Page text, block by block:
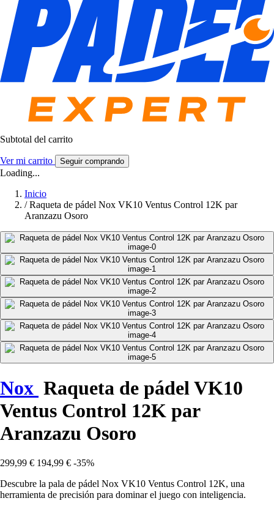
Subtotal del carrito
Ver mi carrito Seguir comprando
Loading...
Inicio
/ Raqueta de pádel Nox VK10 Ventus Control 12K par
Aranzazu Osoro
Nox Raqueta de pádel VK10
Ventus Control 12K par
Aranzazu Osoro
299,99 € 194,99 € -35%
Descubre la pala de pádel Nox VK10 Ventus Control 12K, una
herramienta de precisión para dominar el juego con inteligencia.